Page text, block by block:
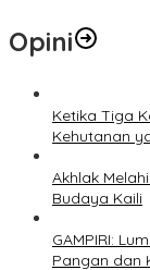
Opini
Ketika Tiga
Kehutanan
Akhlak
Budaya Kaili
GAMPIRI:
Pangan dan